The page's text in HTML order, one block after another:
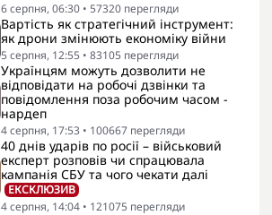
6 серпня, 06:30 • 57320 перегляди
Вартість як стратегічний інструмент:
як дрони змінюють економіку війни
5 серпня, 12:55 • 83105 перегляди
Українцям можуть дозволити не
відповідати на робочі дзвінки та
повідомлення поза робочим часом -
нардеп
4 серпня, 17:53 • 100667 перегляди
40 днів ударів по росії – військовий
експерт розповів чи спрацювала
кампанія СБУ та чого чекати далі
ЕКСКЛЮЗИВ
4 серпня, 14:04 • 121075 перегляди